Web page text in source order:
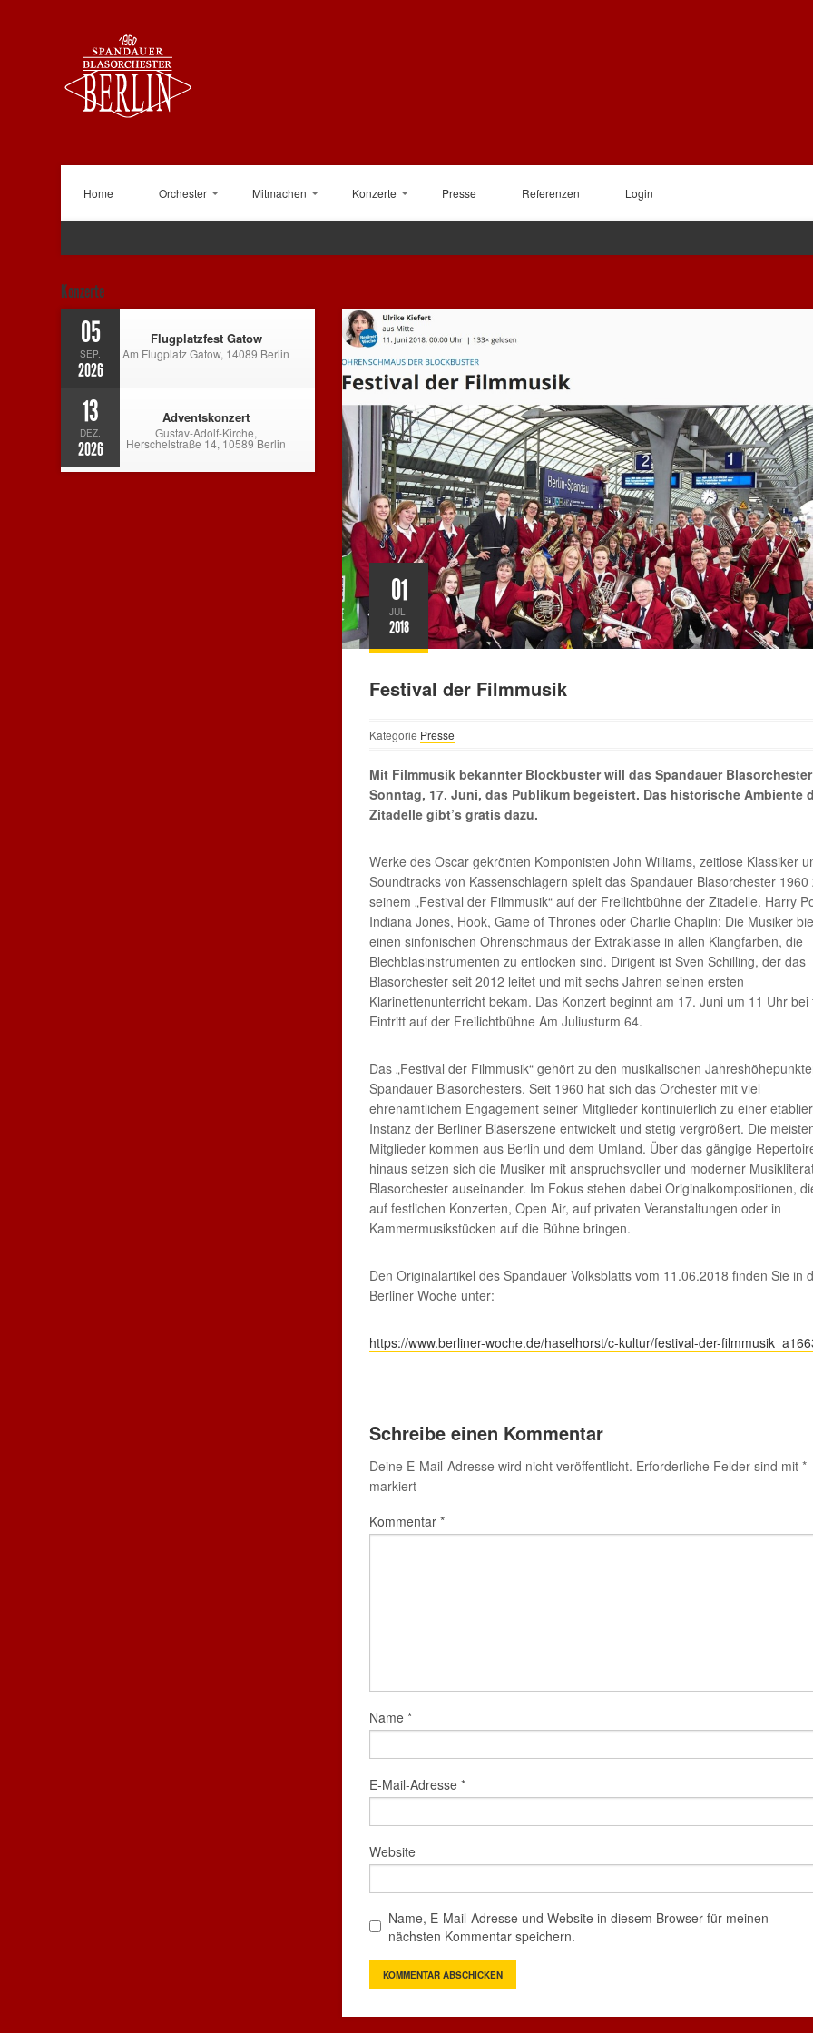
Home Orchester Mitmachen Konzerte Presse Referenzen Login
Konzerte
05
SEP.
2026
Flugplatzfest Gatow
Am Flugplatz Gatow, 14089 Berlin
13
DEZ.
2026
Adventskonzert
Gustav-Adolf-Kirche,
Herschelstraße 14, 10589 Berlin
01
JULI
2018
Festival der Filmmusik
Kategorie Presse
Mit Filmmusik bekannter Blockbuster will das Spandauer
Sonntag, 17. Juni, das Publikum begeistert. Das historische Ambiente
Zitadelle gibt’s gratis dazu.
Werke des Oscar gekrönten Komponisten John Williams, zeitlose Klassiker
Soundtracks von Kassenschlagern spielt das Spandauer Blasorchester 1960
seinem „Festival der Filmmusik“ auf der Freilichtbühne der Zitadelle. Harry
Indiana Jones, Hook, Game of Thrones oder Charlie Chaplin: Die Musiker
einen sinfonischen Ohrenschmaus der Extraklasse in allen Klangfarben, die
Blechblasinstrumenten zu entlocken sind. Dirigent ist Sven Schilling, der das
Blasorchester seit 2012 leitet und mit sechs Jahren seinen ersten
Klarinettenunterricht bekam. Das Konzert beginnt am 17. Juni um 11 Uhr bei
Eintritt auf der Freilichtbühne Am Juliusturm 64.
Das „Festival der Filmmusik“ gehört zu den musikalischen
Spandauer Blasorchesters. Seit 1960 hat sich das Orchester mit viel
ehrenamtlichem Engagement seiner Mitglieder kontinuierlich zu einer
Instanz der Berliner Bläserszene entwickelt und stetig vergrößert. Die
Mitglieder kommen aus Berlin und dem Umland. Über das gängige
hinaus setzen sich die Musiker mit anspruchsvoller und moderner
Blasorchester auseinander. Im Fokus stehen dabei Originalkompositionen,
auf festlichen Konzerten, Open Air, auf privaten Veranstaltungen oder in
Kammermusikstücken auf die Bühne bringen.
Den Originalartikel des Spandauer Volksblatts vom 11.06.2018 finden Sie in
Berliner Woche unter:
https://www.berliner-woche.de/haselhorst/c-kultur/festival-der-
Schreibe einen Kommentar
Deine E-Mail-Adresse wird nicht veröffentlicht. Erforderliche Felder sind mit *
markiert
Kommentar *
Name *
E-Mail-Adresse *
Website
Name, E-Mail-Adresse und Website in diesem Browser für meinen
nächsten Kommentar speichern.